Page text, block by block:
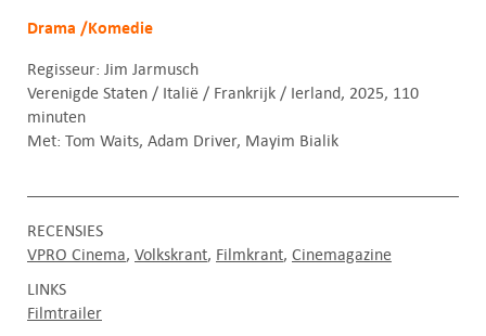
Drama /Komedie
Regisseur: Jim Jarmusch
Verenigde Staten / Italië / Frankrijk / Ierland, 2025, 110
minuten
Met: Tom Waits, Adam Driver, Mayim Bialik
RECENSIES
VPRO Cinema Volkskrant Filmkrant Cinemagazine
LINKS
Filmtrailer